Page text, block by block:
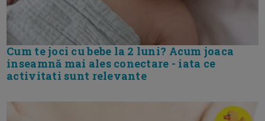
Cum te joci cu bebe la 2 luni? Acum joaca
inseamnă mai ales conectare - iata ce
activitati sunt relevante